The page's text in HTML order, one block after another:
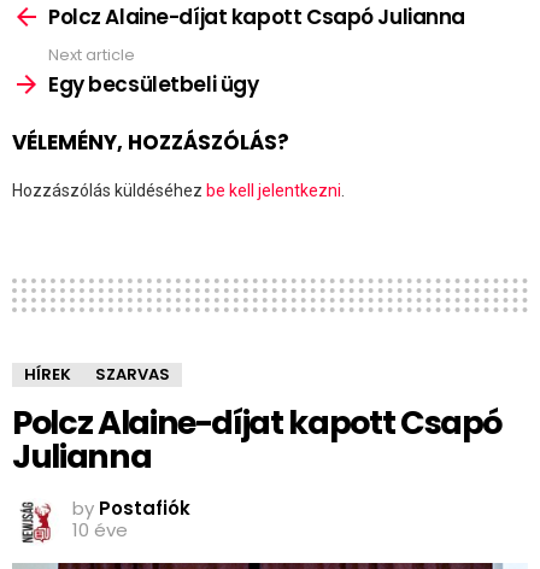
morePolcz Alaine-díjat kapott Csapó Julianna
Next article
Egy becsületbeli ügy
VÉLEMÉNY, HOZZÁSZÓLÁS?
Hozzászólás küldéséhez be kell jelentkezni
HÍREK SZARVAS
Polcz Alaine-díjat kapott Csapó
Julianna
by Postafiók
10 éve